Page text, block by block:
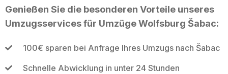
Genießen Sie die besonderen Vorteile unseres
Umzugsservices für Umzüge Wolfsburg Šabac:
100€ sparen bei Anfrage Ihres Umzugs nach Šabac
Schnelle Abwicklung in unter 24 Stunden